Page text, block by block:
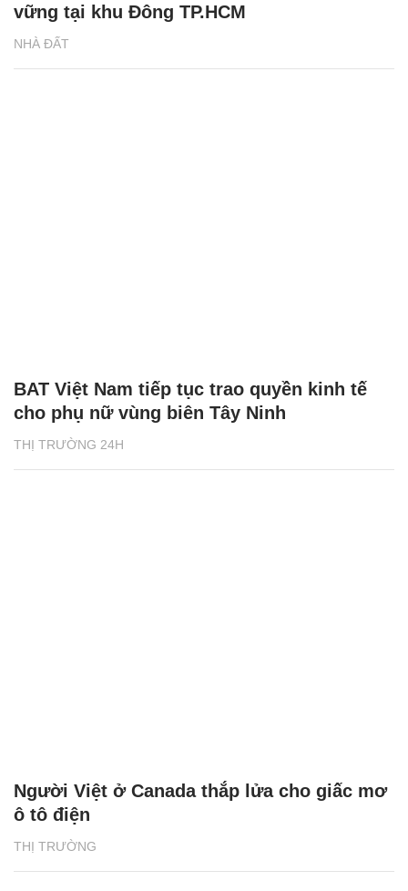
NHÀ ĐẤT
vững tại khu Đông TP.HCM
THỊ TRƯỜNG 24H
BAT Việt Nam tiếp tục trao quyền kinh tế
cho phụ nữ vùng biên Tây Ninh
THỊ TRƯỜNG
Người Việt ở Canada thắp lửa cho giấc mơ
ô tô điện